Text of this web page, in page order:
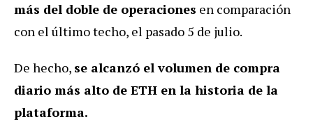
más del doble de operaciones en comparación
con el último techo, el pasado 5 de julio.
De hecho, se alcanzó el volumen de compra
diario más alto de ETH en la historia de la
plataforma.